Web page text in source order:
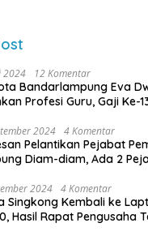
2024 12 Komentar
Bandarlampung Eva
Profesi Guru, Gaji Ke-
2024 4 Komentar
Pelantikan Pejabat
Diam-diam, Ada 2
2024 4 Komentar
Singkong Kembali ke
Hasil Rapat Pengusaha